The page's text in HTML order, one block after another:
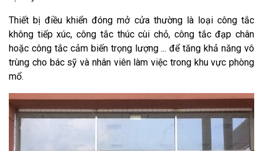
Thiết bị điều khiển đóng mở cửa thường là loại công tắc
không tiếp xúc, công tắc thúc cùi chỏ, công tắc đạp chân
hoặc công tắc cảm biến trọng lượng ... để tăng khả năng vô
trùng cho bác sỹ và nhân viên làm việc trong khu vực phòng
mổ.